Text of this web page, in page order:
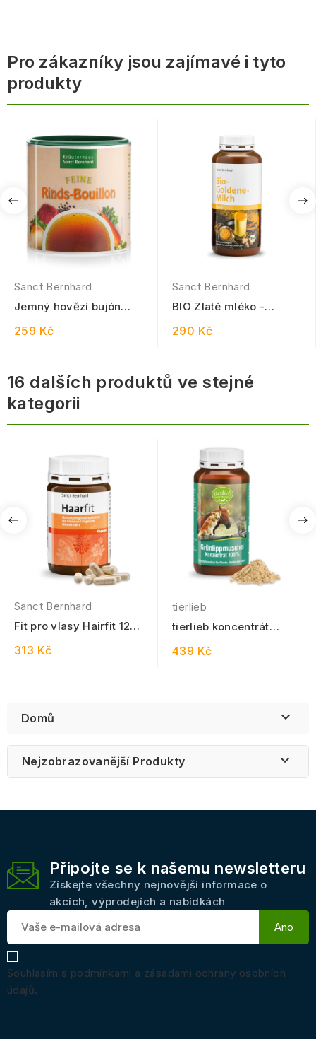
Pro zákazníky jsou zajímavé i tyto
produkty
Sanct Bernhard
Jemný hovězí bujón
259 Kč
Sanct Bernhard
BIO Zlaté mléko -
290 Kč
16 dalších produktů ve stejné
kategorii
Sanct Bernhard
Fit pro vlasy Hairfit 120
313 Kč
tierlieb
tierlieb koncentrát
100% pro psy,...
439 Kč
Domů 
Nejzobrazovanější Produkty 
Připojte se k našemu newsletteru
Získejte všechny nejnovější informace o
akcích, výprodejích a nabídkách
Souhlasím s podmínkami a zásadami ochrany osobních
údajů.